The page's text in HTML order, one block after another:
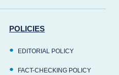
POLICIES
EDITORIAL POLICY
FACT-CHECKING POLICY